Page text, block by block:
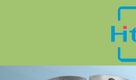
// replaced by scott on 2026/
Previous